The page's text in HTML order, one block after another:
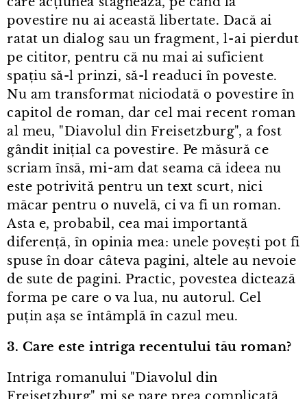
povestire nu ai această libertate. Dacă ai
ratat un dialog sau un fragment, l⁠-⁠ai pierdut
pe cititor, pentru că nu mai ai suficient
spațiu să-l prinzi, să-l readuci în poveste.
Nu am transformat niciodată o povestire în
capitol de roman, dar cel mai recent roman
al meu, "Diavolul din Freisetzburg", a fost
gândit inițial ca povestire. Pe măsură ce
scriam însă, mi⁠-⁠am dat seama că ideea nu
este potrivită pentru un text scurt, nici
măcar pentru o nuvelă, ci va fi un roman.
Asta e, probabil, cea mai importantă
diferență, în opinia mea: unele povești pot fi
spuse în doar câteva pagini, altele au nevoie
de sute de pagini. Practic, povestea dictează
forma pe care o va lua, nu autorul. Cel
puțin așa se întâmplă în cazul meu.
3. Care este intriga recentului tău roman?
Intriga romanului "Diavolul din